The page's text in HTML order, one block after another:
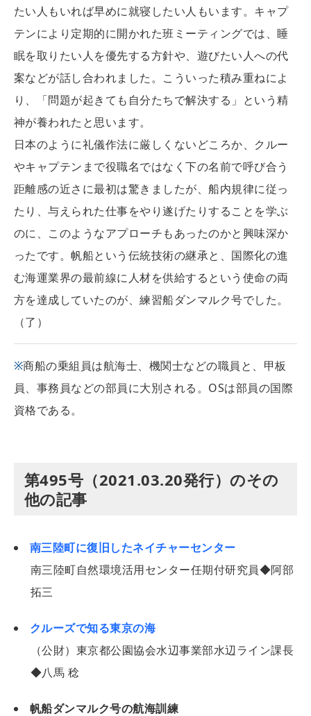
たい人もいれば早めに就寝したい人もいます。キャプ
テンにより定期的に開かれた班ミーティングでは、睡
眠を取りたい人を優先する方針や、遊びたい人への代
案などが話し合われました。こういった積み重ねによ
り、「問題が起きても自分たちで解決する」という精
神が養われたと思います。
日本のように礼儀作法に厳しくないどころか、クルー
やキャプテンまで役職名ではなく下の名前で呼び合う
距離感の近さに最初は驚きましたが、船内規律に従っ
たり、与えられた仕事をやり遂げたりすることを学ぶ
のに、このようなアプローチもあったのかと興味深か
ったです。帆船という伝統技術の継承と、国際化の進
む海運業界の最前線に人材を供給するという使命の両
方を達成していたのが、練習船ダンマルク号でした。
（了）
※商船の乗組員は航海士、機関士などの職員と、甲板
員、事務員などの部員に大別される。OSは部員の国際
資格である。
第495号（2021.03.20発行）のその
他の記事
南三陸町に復旧したネイチャーセンター
南三陸町自然環境活用センター任期付研究員◆阿部
拓三
クルーズで知る東京の海
（公財）東京都公園協会水辺事業部水辺ライン課長
◆八馬 稔
帆船ダンマルク号の航海訓練